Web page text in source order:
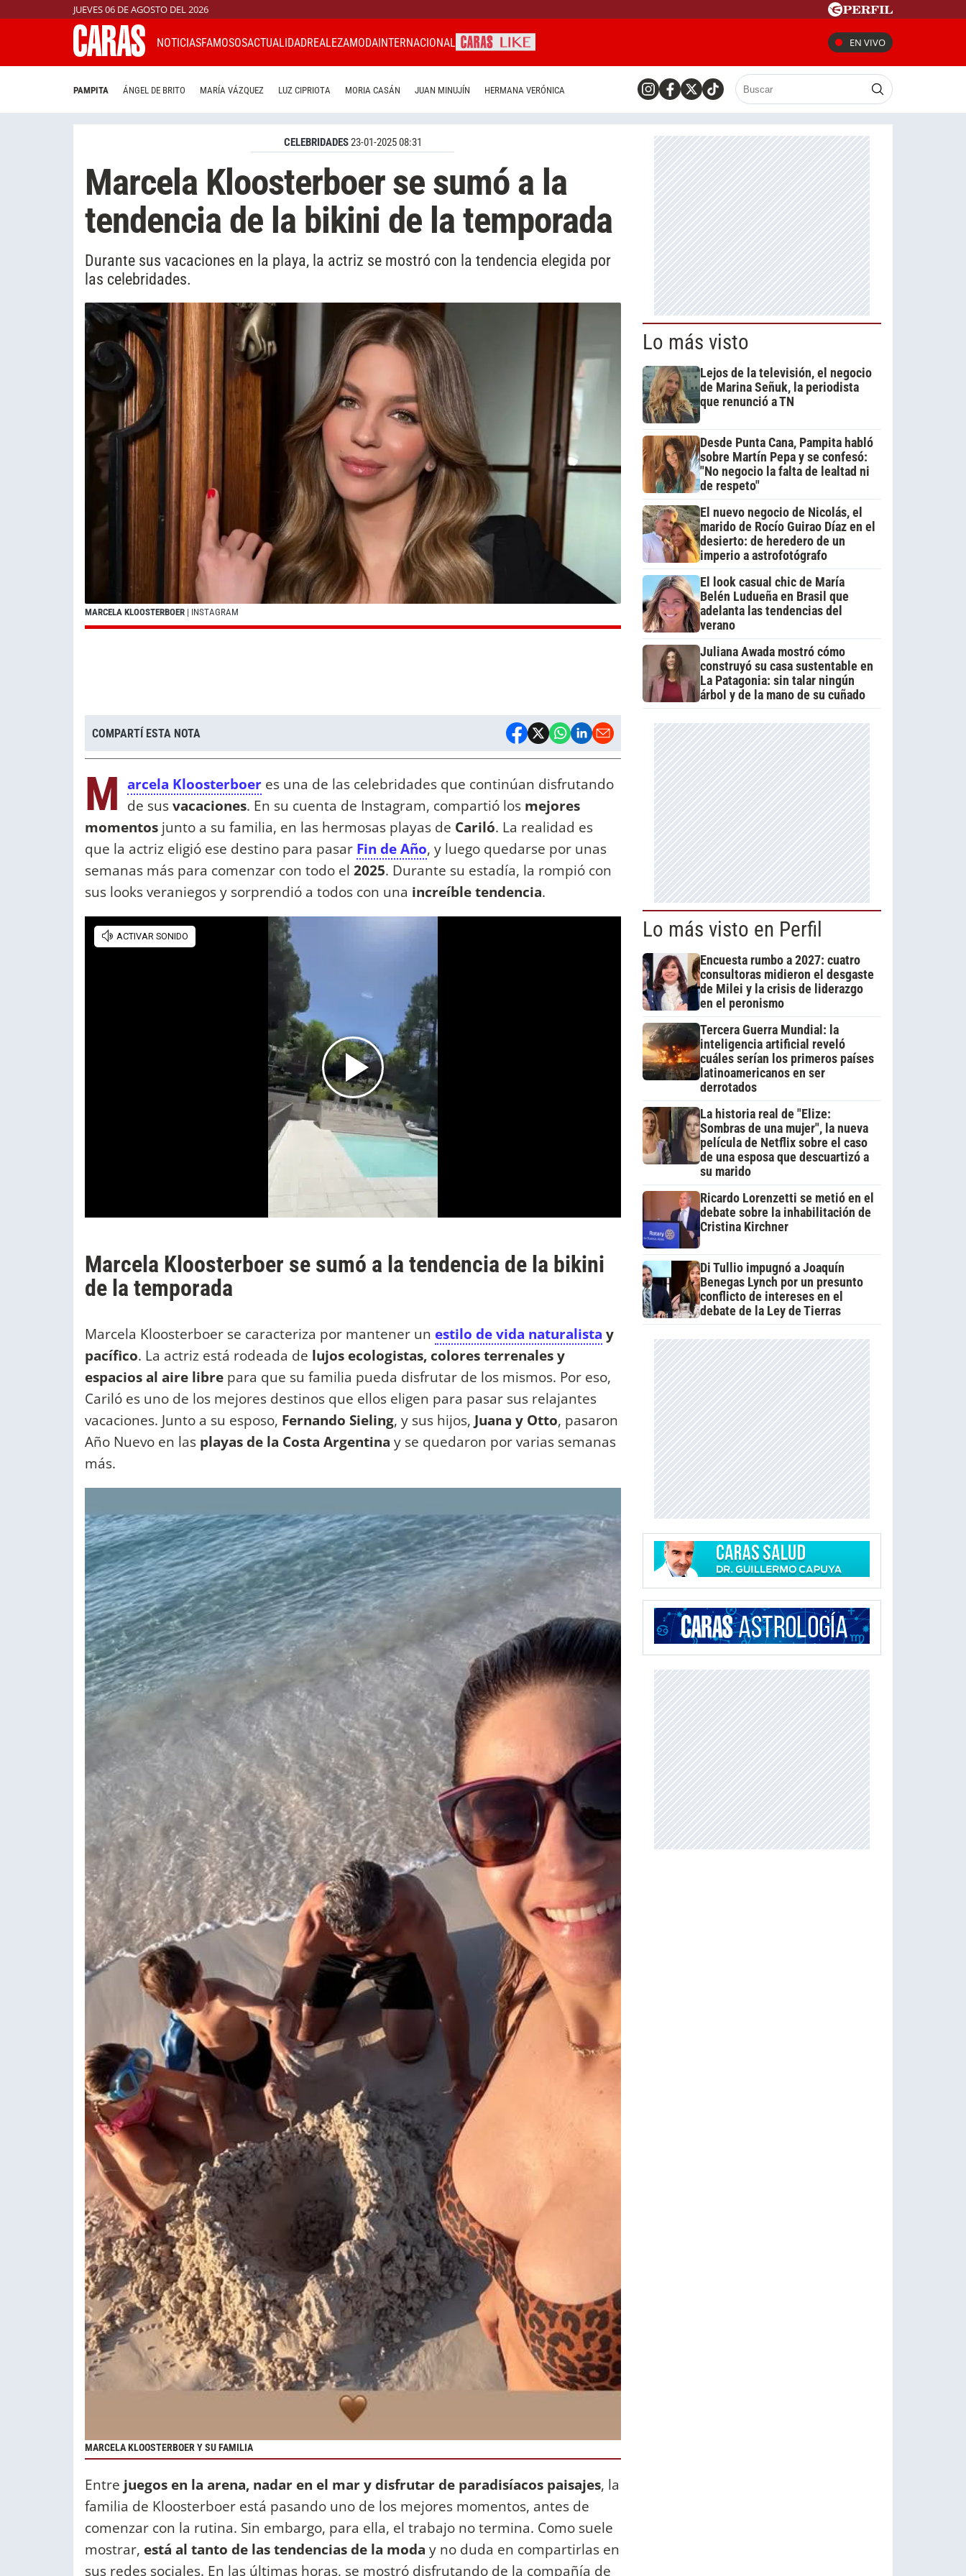
JUEVES 06 DE AGOSTO DEL 2026
NOTICIASFAMOSOSACTUALIDADREALEZAMODAINTERNACIONAL EN VIVO
PAMPITA ÁNGEL DE BRITO MARÍA VÁZQUEZ LUZ CIPRIOTA MORIA CASÁN JUAN MINUJÍN HERMANA VERÓNICA
CELEBRIDADES23-01-2025 08:31
Marcela Kloosterboer se sumó a la
tendencia de la bikini de la temporada
Durante sus vacaciones en la playa, la actriz se mostró con la tendencia elegida por
las celebridades.
MARCELA KLOOSTERBOER | INSTAGRAM
COMPARTÍ ESTA NOTA
M arcela Kloosterboer es una de las celebridades que continúan disfrutando
de susvacaciones. En su cuenta de Instagram, compartió los mejores
momentos junto a su familia, en las hermosas playas de Cariló. La realidad es
que la actriz eligió ese destino para pasar Fin de Año, y luego quedarse por unas
semanas más para comenzar con todo el 2025. Durante su estadía, la rompió con
sus looks veraniegos y sorprendió a todos con una increíble tendencia.
Marcela Kloosterboer se sumó a la tendencia de la bikini
de la temporada
Marcela Kloosterboer se caracteriza por mantener un estilo de vida naturalista y
pacífico. La actriz está rodeada de lujos ecologistas, colores terrenales y
espacios al aire libre para que su familia pueda disfrutar de los mismos. Por eso,
Cariló es uno de los mejores destinos que ellos eligen para pasar sus relajantes
vacaciones. Junto a su esposo, Fernando Sieling, y sus hijos, Juana y Otto, pasaron
Año Nuevo en las playas de la Costa Argentina y se quedaron por varias semanas
más.
MARCELA KLOOSTERBOER Y SU FAMILIA
Entre juegos en la arena, nadar en el mar y disfrutar de paradisíacos paisajes, la
familia de Kloosterboer está pasando uno de los mejores momentos, antes de
comenzar con la rutina. Sin embargo, para ella, el trabajo no termina. Como suele
mostrar, está al tanto de las tendencias de la moda y no duda en compartirlas en
sus redes sociales. En las últimas horas, se mostró disfrutando de la compañía de
Lo más visto
Lejos de la televisión, el negocio
de Marina Señuk, la periodista
que renunció a TN
Desde Punta Cana, Pampita habló
sobre Martín Pepa y se confesó:
"No negocio la falta de lealtad ni
de respeto"
El nuevo negocio de Nicolás, el
marido de Rocío Guirao Díaz en el
desierto: de heredero de un
imperio a astrofotógrafo
El look casual chic de María
Belén Ludueña en Brasil que
adelanta las tendencias del
verano
Juliana Awada mostró cómo
construyó su casa sustentable en
La Patagonia: sin talar ningún
árbol y de la mano de su cuñado
Lo más visto en Perfil
Encuesta rumbo a 2027: cuatro
consultoras midieron el desgaste
de Milei y la crisis de liderazgo
en el peronismo
Tercera Guerra Mundial: la
inteligencia artificial reveló
cuáles serían los primeros países
latinoamericanos en ser
derrotados
La historia real de "Elize:
Sombras de una mujer", la nueva
película de Netflix sobre el caso
de una esposa que descuartizó a
su marido
Ricardo Lorenzetti se metió en el
debate sobre la inhabilitación de
Cristina Kirchner
Di Tullio impugnó a Joaquín
Benegas Lynch por un presunto
conflicto de intereses en el
debate de la Ley de Tierras